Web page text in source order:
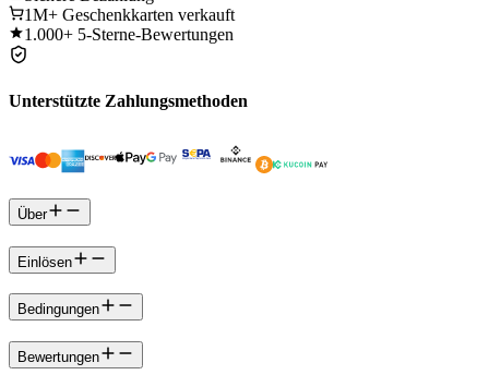
1M+ Geschenkkarten verkauft
1.000+ 5-Sterne-Bewertungen
Unterstützte Zahlungsmethoden
Über
Einlösen
Bedingungen
Bewertungen